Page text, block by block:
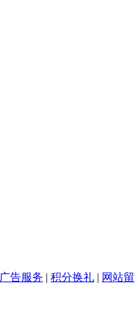
广告服务 | 积分换礼 | 网站留